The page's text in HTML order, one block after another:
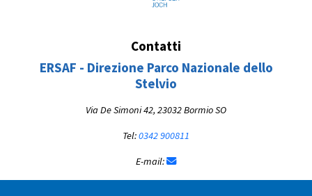
Contatti
ERSAF - Direzione Parco Nazionale dello
Stelvio
Via De Simoni 42, 23032 Bormio SO
Tel:0342 900811
E-mail: